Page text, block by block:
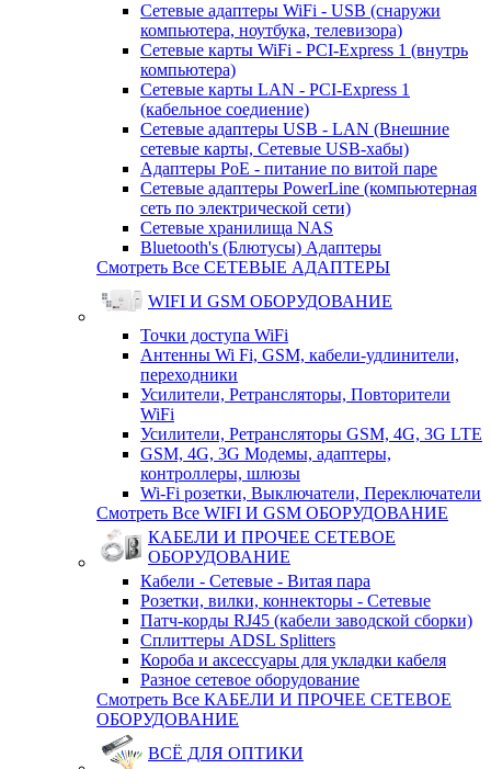
Сетевые адаптеры WiFi - USB (снаружи
компьютера, ноутбука, телевизора)
Сетевые карты WiFi - PCI-Express 1 (внутрь
компьютера)
Сетевые карты LAN - PCI-Express 1
(кабельное соедиение)
Сетевые адаптеры USB - LAN (Внешние
сетевые карты, Сетевые USB-хабы)
Адаптеры PoE - питание по витой паре
Сетевые адаптеры PowerLine (компьютерная
сеть по электрической сети)
Сетевые хранилища NAS
Bluetooth's (Блютусы) Адаптеры
Смотреть Все СЕТЕВЫЕ АДАПТЕРЫ
WIFI И GSM ОБОРУДОВАНИЕ
Точки доступа WiFi
Антенны Wi Fi, GSM, кабели-удлинители,
переходники
Усилители, Ретрансляторы, Повторители
WiFi
Усилители, Ретрансляторы GSM, 4G, 3G LTE
GSM, 4G, 3G Модемы, адаптеры,
контроллеры, шлюзы
Wi-Fi розетки, Выключатели, Переключатели
Смотреть Все WIFI И GSM ОБОРУДОВАНИЕ
КАБЕЛИ И ПРОЧЕЕ СЕТЕВОЕ
ОБОРУДОВАНИЕ
Кабели - Сетевые - Витая пара
Розетки, вилки, коннекторы - Сетевые
Патч-корды RJ45 (кабели заводской сборки)
Сплиттеры ADSL Splitters
Короба и аксессуары для укладки кабеля
Разное сетевое оборудование
Смотреть Все КАБЕЛИ И ПРОЧЕЕ СЕТЕВОЕ
ОБОРУДОВАНИЕ
ВСЁ ДЛЯ ОПТИКИ